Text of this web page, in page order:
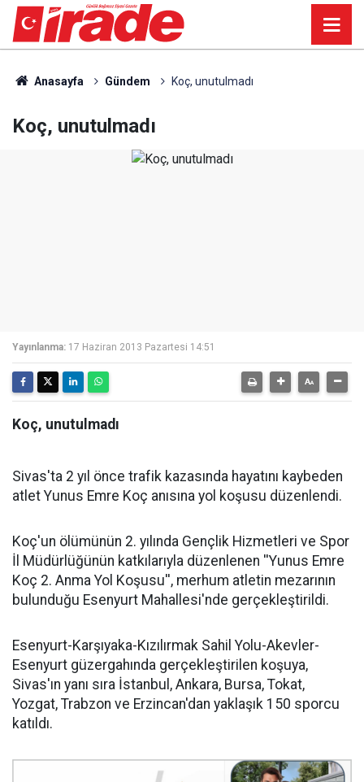
Anasayfa Gündem Koç, unutulmadı
Koç, unutulmadı
Yayınlanma: 17 Haziran 2013 Pazartesi 14:51
Koç, unutulmadı
Sivas'ta 2 yıl önce trafik kazasında hayatını kaybeden
atlet Yunus Emre Koç anısına yol koşusu düzenlendi.
Koç'un ölümünün 2. yılında Gençlik Hizmetleri ve Spor
İl Müdürlüğünün katkılarıyla düzenlenen ''Yunus Emre
Koç 2. Anma Yol Koşusu'', merhum atletin mezarının
bulunduğu Esenyurt Mahallesi'nde gerçekleştirildi.
Esenyurt-Karşıyaka-Kızılırmak Sahil Yolu-Akevler-
Esenyurt güzergahında gerçekleştirilen koşuya,
Sivas'ın yanı sıra İstanbul, Ankara, Bursa, Tokat,
Yozgat, Trabzon ve Erzincan'dan yaklaşık 150 sporcu
katıldı.